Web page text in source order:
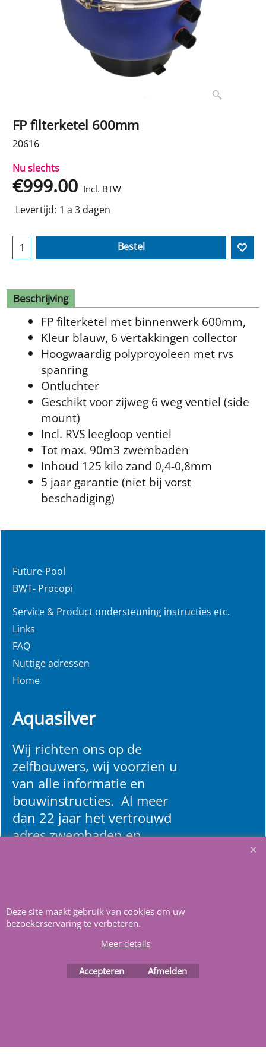
FP filterketel 600mm
20616
Nu slechts
€999.00 Incl. BTW
Levertijd: 1 a 3 dagen
Bestel
Beschrijving
FP filterketel met binnenwerk 600mm,
Kleur blauw, 6 vertakkingen collector
Hoogwaardig polyproyoleen met rvs
spanring
Ontluchter
Geschikt voor zijweg 6 weg ventiel (side
mount)
Incl. RVS leegloop ventiel
Tot max. 90m3 zwembaden
Inhoud 125 kilo zand 0,4-0,8mm
5 jaar garantie (niet bij vorst
beschadiging)
Future-Pool
BWT- Procopi
Service & Product ondersteuning instructies etc.
Links
FAQ
Nuttige adressen
Home
Aquasilver
Wij richten ons op de
zelfbouwers, wij voorzien u
van alle informatie en
bouwinstructies. Al meer
dan 22 jaar het vertrouwd
adres zwembaden en
Deze site maakt gebruik van cookies om uw
bezoekerservaring te verbeteren.
Meer details
Accepteren Afmelden